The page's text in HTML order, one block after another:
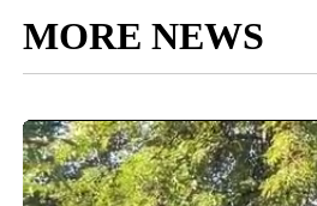
MORE NEWS